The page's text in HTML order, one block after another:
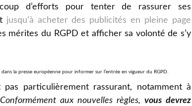
d’efforts pour tenter de rassurer ses
jusqu’à acheter des publicités en pleine page
mérites du RGPD et afficher sa volonté de s’y
la presse européenne pour informer sur l’entrée en vigueur du RGPD.
particulièrement rassurant, notamment à
Conformément aux nouvelles règles, vous devrez